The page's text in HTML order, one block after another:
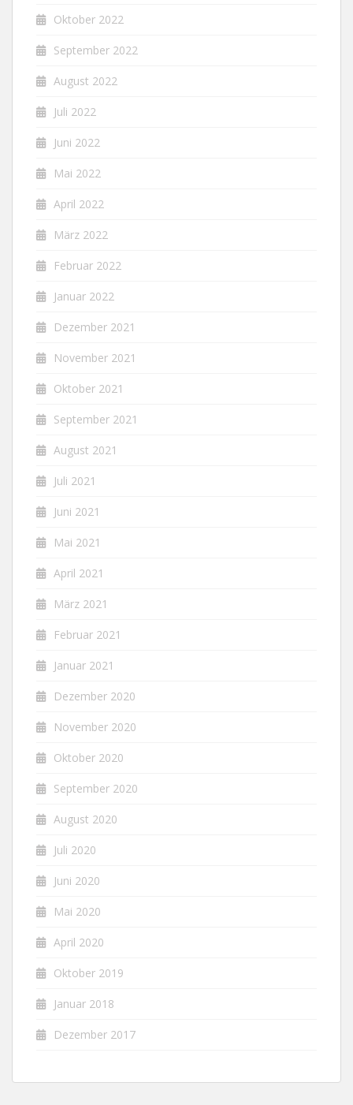
Oktober 2022
September 2022
August 2022
Juli 2022
Juni 2022
Mai 2022
April 2022
März 2022
Februar 2022
Januar 2022
Dezember 2021
November 2021
Oktober 2021
September 2021
August 2021
Juli 2021
Juni 2021
Mai 2021
April 2021
März 2021
Februar 2021
Januar 2021
Dezember 2020
November 2020
Oktober 2020
September 2020
August 2020
Juli 2020
Juni 2020
Mai 2020
April 2020
Oktober 2019
Januar 2018
Dezember 2017